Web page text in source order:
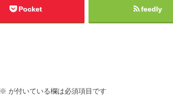
Pocket feedly
※ が付いている欄は必須項目です